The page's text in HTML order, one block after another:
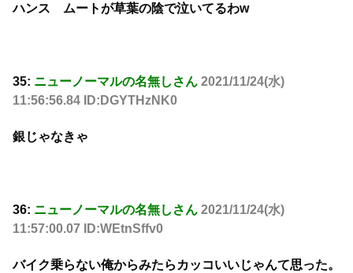
ハンス ムートが草葉の陰で泣いてるわw
35: ニューノーマルの名無しさん 2021/11/24(水)
11:56:56.84 ID:DGYTHzNK0
銀じゃなきゃ
36: ニューノーマルの名無しさん 2021/11/24(水)
11:57:00.07 ID:WEtnSffv0
バイク乗らない俺からみたらカッコいいじゃんて思った。